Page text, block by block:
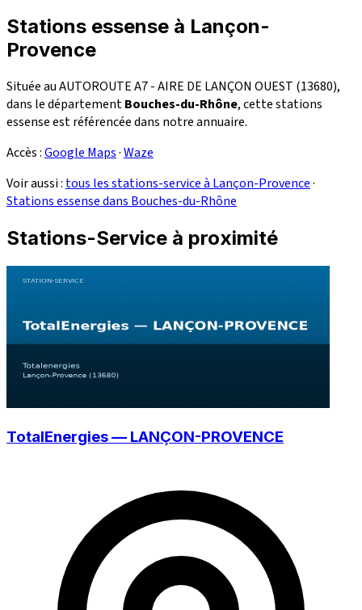
Stations essense à Lançon-
Provence
Située au AUTOROUTE A7 - AIRE DE LANÇON OUEST (13680),
dans le départementBouches-du-Rhône, cette stations
essense est référencée dans notre annuaire.
Accès :Google Maps·Waze
Voir aussi : tous les stations-service à Lançon-Provence·
Stations essense dans Bouches-du-Rhône
Stations-Service à proximité
TotalEnergies — LANÇON-PROVENCE